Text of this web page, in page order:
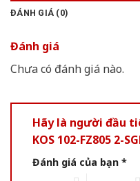
ĐÁNH GIÁ (0)
Đánh giá
Chưa có đánh giá nào.
Hãy là người đầu
KOS 102-FZ805 2-
Đánh giá của bạn *